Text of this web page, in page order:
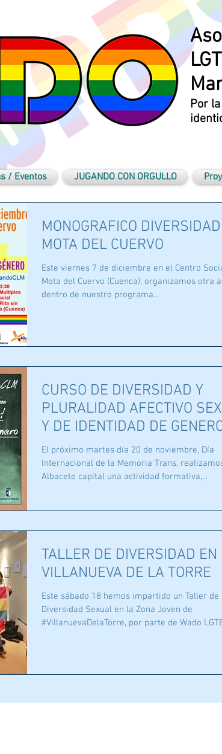
Por
/ Eventos JUGANDO CON ORGULLO
MONOGRAFICO DIVERSIDAD
MOTA DEL CUERVO
Este viernes 7 de diciembre en el Centro
Mota del Cuervo (Cuenca), organizamos otra
dentro de nuestro programa...
CURSO DE DIVERSIDAD Y
PLURALIDAD AFECTIVO
Y DE IDENTIDAD DE
DIA MEMORA TRANS
El próximo martes día 20 de noviembre, Día
Internacional de la Memoria Trans, realizamos en
Albacete capital una actividad formativa,...
TALLER DE DIVERSIDAD EN
VILLANUEVA DE LA TORRE
Este sábado 18 hemos impartido un Taller de
Diversidad Sexual en la Zona Joven de
#VillanuevaDelaTorre, por parte de Wado